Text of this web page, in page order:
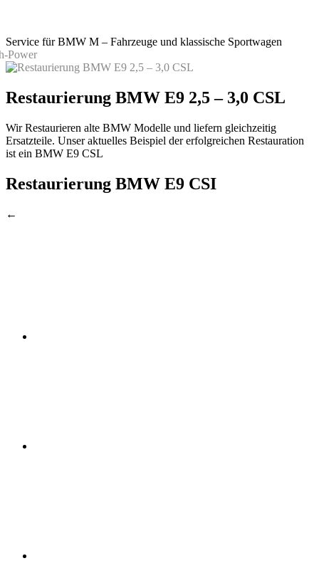
Service für BMW M – Fahrzeuge und klassische Sportwagen
Restaurierung BMW E9 2,5 – 3,0 CSL
Wir Restaurieren alte BMW Modelle und liefern gleichzeitig
Ersatzteile. Unser aktuelles Beispiel der erfolgreichen Restauration
ist ein BMW E9 CSL
Restaurierung BMW E9 CSI
←